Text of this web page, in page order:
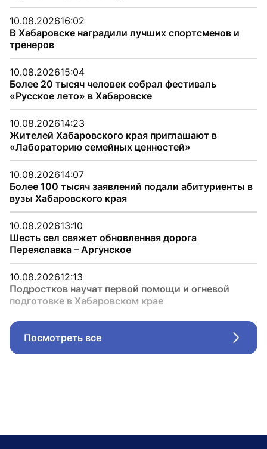
10.08.202616:02
В Хабаровске наградили лучших спортсменов и
тренеров
10.08.202615:04
Более 20 тысяч человек собрал фестиваль
«Русское лето» в Хабаровске
10.08.202614:23
Жителей Хабаровского края приглашают в
«Лабораторию семейных ценностей»
10.08.202614:07
Более 100 тысяч заявлений подали абитуриенты в
вузы Хабаровского края
10.08.202613:10
Шесть сел свяжет обновленная дорога
Переяславка – Аргунское
10.08.202612:13
Подростков научат первой помощи и огневой
подготовке в Хабаровском крае
Посмотреть все